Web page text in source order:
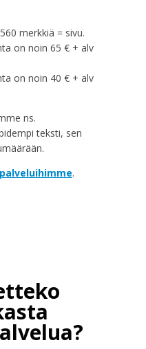
merkkiä = sivu.
on noin 65 € + alv
on noin 40 € + alv
ns.
teksti, sen
.